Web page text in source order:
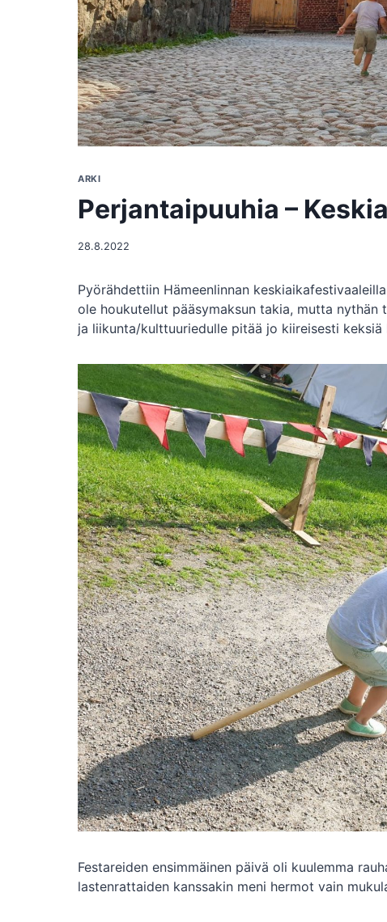
ARKI
Perjantaipuuhia –
28.8.2022
Pyörähdettiin Hämeenlinnan
ole houkutellut pääsymaksun takia, mutta
ja liikunta/kulttuuriedulle pitää jo kiireisesti
Festareiden ensimmäinen päivä oli kuulemma
lastenrattaiden kanssakin meni hermot vain